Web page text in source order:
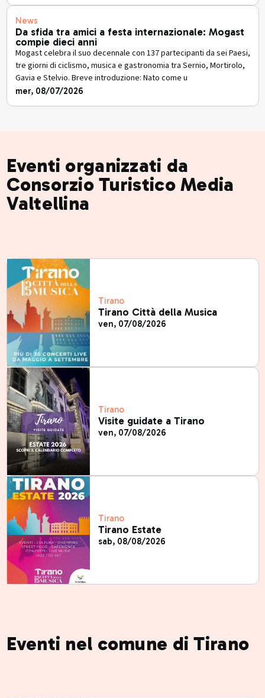
News
Da sfida tra amici a festa internazionale: Mogast
compie dieci anni
Mogast celebra il suo decennale con 137 partecipanti da sei Paesi,
tre giorni di ciclismo, musica e gastronomia tra Sernio, Mortirolo,
Gavia e Stelvio. Breve introduzione: Nato come u
mer, 08/07/2026
Eventi organizzati da
Consorzio Turistico Media
Valtellina
Tirano
Tirano Città della Musica
ven, 07/08/2026
Tirano
Visite guidate a Tirano
ven, 07/08/2026
Tirano
Tirano Estate
sab, 08/08/2026
Eventi nel comune di Tirano